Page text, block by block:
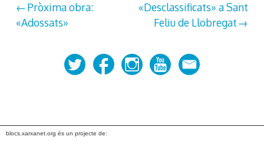
Navegació
Pròxima obra:
«Adossats»
«Desclassificats» a Sant
Feliu de Llobregat
blocs.xarxanet.org és un projecte de: